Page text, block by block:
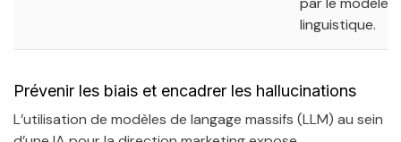
linguistique.
Prévenir les biais et encadrer les hallucinations
L’utilisation de modèles de langage massifs (LLM) au sein